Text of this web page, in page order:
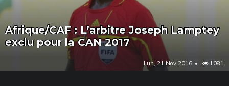
Afrique/CAF : L’arbitre Joseph Lamptey
exclu pour la CAN 2017
Lun, 21 Nov 2016 1081